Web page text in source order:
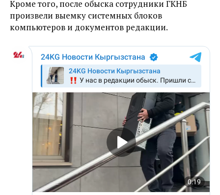
Кроме того, после обыска сотрудники ГКНБ
произвели выемку системных блоков
компьютеров и документов редакции.